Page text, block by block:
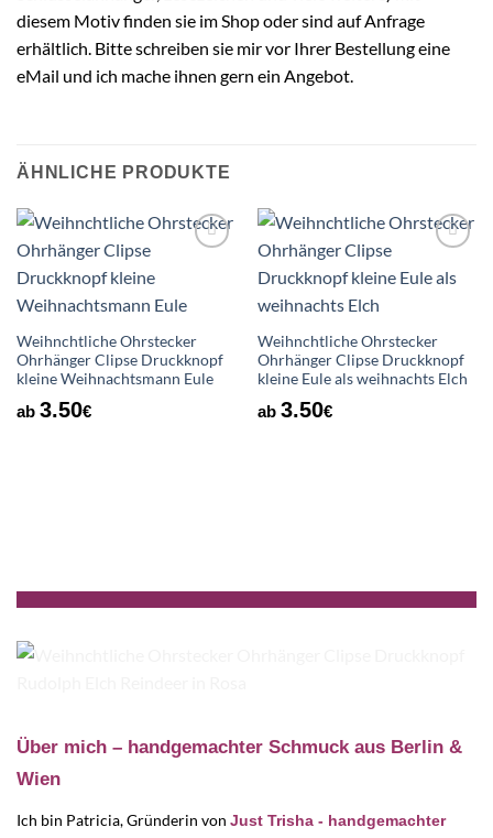
diesem Motiv finden sie im Shop oder sind auf Anfrage
erhältlich. Bitte schreiben sie mir vor Ihrer Bestellung eine
eMail und ich mache ihnen gern ein Angebot.
ÄHNLICHE PRODUKTE
Wunschliste
Weihnchtliche Ohrstecker
Ohrhänger Clipse Druckknopf
kleine Weihnachtsmann Eule
ab 3.50€
Wunschliste
Weihnchtliche Ohrstecker
Ohrhänger Clipse Druckknopf
kleine Eule als weihnachts Elch
ab 3.50€
Über mich – handgemachter Schmuck aus Berlin &
Wien
Ich bin Patricia, Gründerin von Just Trisha - handgemachter